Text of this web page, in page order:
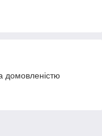
домовленістю